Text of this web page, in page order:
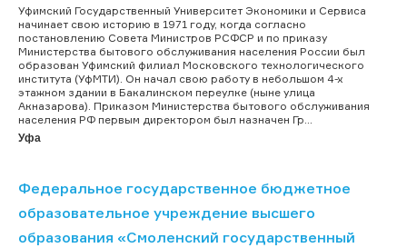
Уфимский Государственный Университет Экономики и Сервиса
начинает свою историю в 1971 году, когда согласно
постановлению Совета Министров РСФСР и по приказу
Министерства бытового обслуживания населения России был
образован Уфимский филиал Московского технологического
института (УфМТИ). Он начал свою работу в небольшом 4-х
этажном здании в Бакалинском переулке (ныне улица
Акназарова). Приказом Министерства бытового обслуживания
населения РФ первым директором был назначен Гр...
Уфа
Федеральное государственное бюджетное
образовательное учреждение высшего
образования «Смоленский государственный